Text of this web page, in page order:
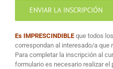
Es IMPRESCINDIBLEque todos
correspondan al interesado/a que
Para completar la inscripción al
formulario es necesario realizar el